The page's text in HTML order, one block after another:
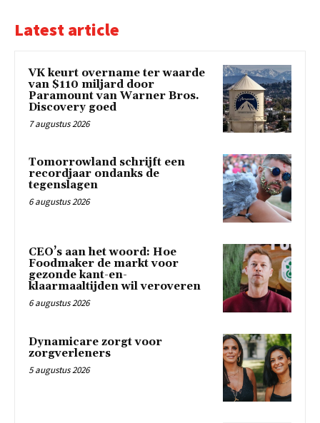
Latest article
VK keurt overname ter waarde
van $110 miljard door
Paramount van Warner Bros.
Discovery goed
7 augustus 2026
Tomorrowland schrijft een
recordjaar ondanks de
tegenslagen
6 augustus 2026
CEO’s aan het woord: Hoe
Foodmaker de markt voor
gezonde kant-en-
klaarmaaltijden wil veroveren
6 augustus 2026
Dynamicare zorgt voor
zorgverleners
5 augustus 2026